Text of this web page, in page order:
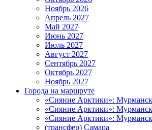
Ноябрь 2026
Апрель 2027
Май 2027
Июнь 2027
Июль 2027
Август 2027
Сентябрь 2027
Октябрь 2027
Ноябрь 2027
Города на маршруте
«Сияние Арктики»:
«Сияние Арктики»:
«Сияние Арктики»:
(трансфер) Самара